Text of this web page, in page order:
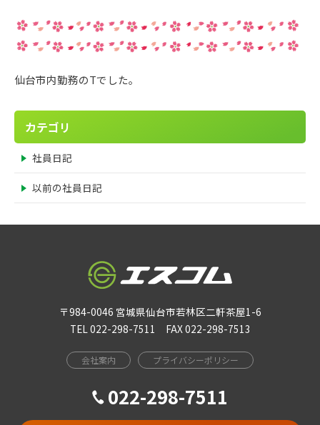
仙台市内勤務のTでした。
カテゴリ
社員日記
以前の社員日記
〒984-0046 宮城県仙台市若林区二軒茶屋1-6
TEL 022-298-7511 FAX 022-298-7513
会社案内 プライバシーポリシー
022-298-7511